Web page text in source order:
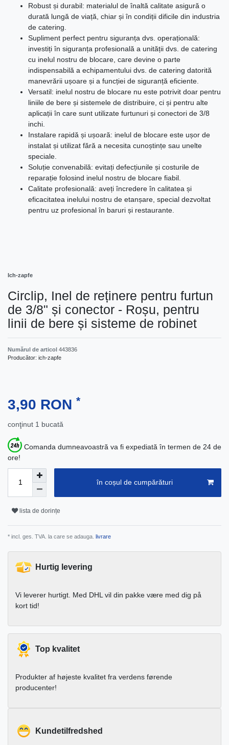
Robust și durabil: materialul de înaltă calitate asigură o
durată lungă de viață, chiar și în condiții dificile din industria
de catering.
Supliment perfect pentru siguranța dvs. operațională:
investiți în siguranța profesională a unității dvs. de catering
cu inelul nostru de blocare, care devine o parte
indispensabilă a echipamentului dvs. de catering datorită
manevrării ușoare și a funcției de siguranță eficiente.
Versatil: inelul nostru de blocare nu este potrivit doar pentru
liniile de bere și sistemele de distribuire, ci și pentru alte
aplicații în care sunt utilizate furtunuri și conectori de 3/8
inchi.
Instalare rapidă și ușoară: inelul de blocare este ușor de
instalat și utilizat fără a necesita cunoștințe sau unelte
speciale.
Soluție convenabilă: evitați defecțiunile și costurile de
reparație folosind inelul nostru de blocare fiabil.
Calitate profesională: aveți încredere în calitatea și
eficacitatea inelului nostru de etanșare, special dezvoltat
pentru uz profesional în baruri și restaurante.
Ich-zapfe
Circlip, Inel de reținere pentru furtun
de 3/8" și conector - Roșu, pentru
linii de bere și sisteme de robinet
Numărul de articol 443836
Producător: ich-zapfe
3,90 RON *
conţinut 1 bucată
Comanda dumneavoastră va fi expediată în termen de 24 de
ore!
în coșul de cumpărături
lista de dorințe
* incl. ges. TVA. la care se adauga. livrare
Hurtig levering
Vi leverer hurtigt. Med DHL vil din pakke være med dig på
kort tid!
Top kvalitet
Produkter af højeste kvalitet fra verdens førende
producenter!
Kundetilfredshed